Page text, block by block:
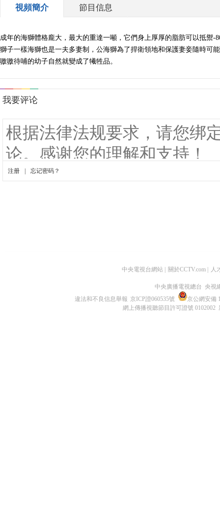
視頻簡介 節目信息
成年的海獅體格龐大，最大的重達一噸，它們身上厚厚的脂肪可以抵禦
獅子一樣海獅也是一夫多妻制，公海獅為了捍衛領地和保護妻妾隨時可
嗷嗷待哺的幼子自然就變成了犧牲品。
中央電視台網站 關於CCTV.com 人
中央廣播電視總台 央視
違法和不良信息舉報 京ICP證060535號
京公網安備
網上傳播視聽節目許可證號 0102002